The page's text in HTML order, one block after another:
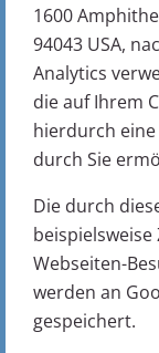
1600
94043 USA,
Analytics
die auf Ihrem
hierdurch
durch Sie
Die durch
Webseiten-
werden an
gespeichert.